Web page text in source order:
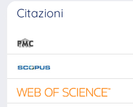
Citazioni